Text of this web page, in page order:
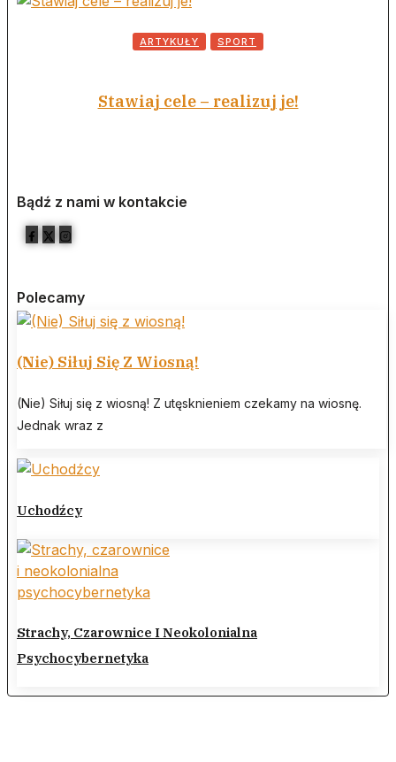
ARTYKUŁY SPORT
Stawiaj cele – realizuj je!
Bądź z nami w kontakcie
Polecamy
(Nie) Siłuj Się Z Wiosną!
(Nie) Siłuj się z wiosną! Z utęsknieniem czekamy na wiosnę.
Jednak wraz z
Uchodźcy
Strachy, Czarownice I Neokolonialna
Psychocybernetyka